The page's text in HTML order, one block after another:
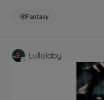
Fantasy
Lullolaby